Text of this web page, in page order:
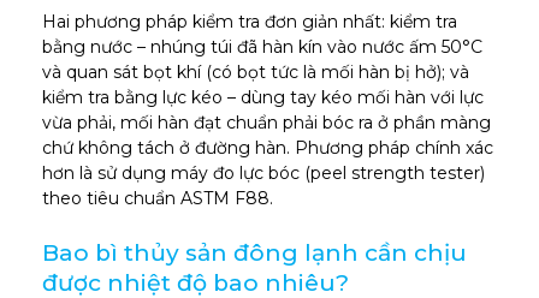
Hai phương pháp kiểm tra đơn giản nhất: kiểm tra
bằng nước – nhúng túi đã hàn kín vào nước ấm 50°C
và quan sát bọt khí (có bọt tức là mối hàn bị hở); và
kiểm tra bằng lực kéo – dùng tay kéo mối hàn với lực
vừa phải, mối hàn đạt chuẩn phải bóc ra ở phần màng
chứ không tách ở đường hàn. Phương pháp chính xác
hơn là sử dụng máy đo lực bóc (peel strength tester)
theo tiêu chuẩn ASTM F88.
Bao bì thủy sản đông lạnh cần chịu
được nhiệt độ bao nhiêu?